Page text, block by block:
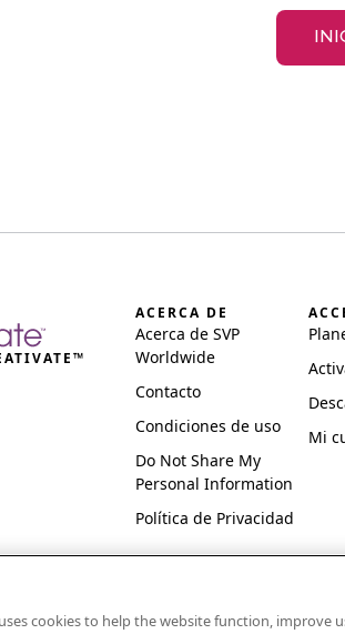
ACERCA DE
Acerca de SVP
Worldwide
Contacto
Condiciones de uso
Do Not Share My
Personal Information
Política de Privacidad
Mi
cookies to help the website function, improve